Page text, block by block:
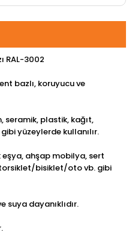
RAL-3002
bazlı, koruyucu ve
seramik, plastik, kağıt,
yüzeylerde kullanılır.
ahşap mobilya, sert
bisiklet/oto vb. gibi
suya dayanıklıdır.